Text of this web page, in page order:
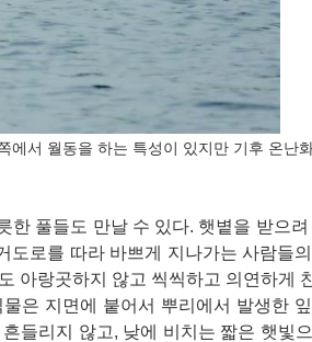
에서 월동을 하는 특성이 있지만 기후 온난
한 풀들도 만날 수 있다. 햇볕을 받으
도로를 따라 바쁘게 지나가는 사람들
아랑곳하지 않고 씩씩하고 의연하게
은 지면에 붙어서 뿌리에서 발생한
들리지 않고, 낮에 비치는 짧은 햇빛